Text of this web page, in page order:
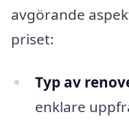
avgörande
priset:
Typ av
enklare